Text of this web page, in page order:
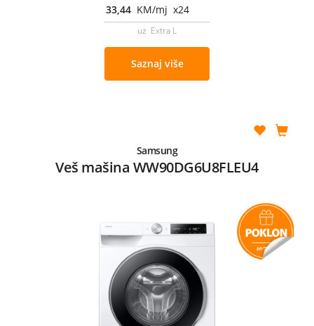
33,44 KM/mj x24
uz Extra L
Saznaj više
Samsung
Veš mašina WW90DG6U8FLEU4